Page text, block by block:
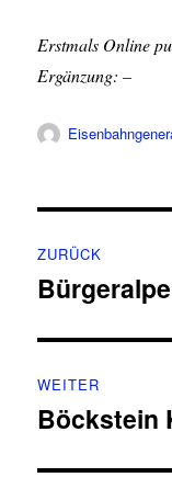
Erstmals Online
Ergänzung: –
Autor
ZURÜCK
Vorheriger
WEITER
Nächster
Böckstein